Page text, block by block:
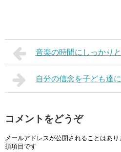
音楽の時間にしっかり
自分の信念を子ども達
コメントをどうぞ
メールアドレスが公開されることはあり
須項目です